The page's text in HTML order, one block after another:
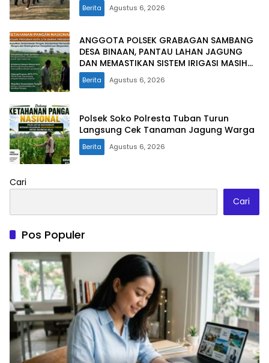
Berita Agustus 6, 2026
ANGGOTA POLSEK GRABAGAN SAMBANG
DESA BINAAN, PANTAU LAHAN JAGUNG
DAN MEMASTIKAN SISTEM IRIGASI MASIH
LANCAR
Berita Agustus 6, 2026
Polsek Soko Polresta Tuban Turun
Langsung Cek Tanaman Jagung Warga
Berita Agustus 6, 2026
Cari
Cari
Pos Populer